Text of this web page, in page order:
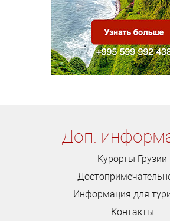
Доп.
Курорты Грузии
Информация для
Контакты